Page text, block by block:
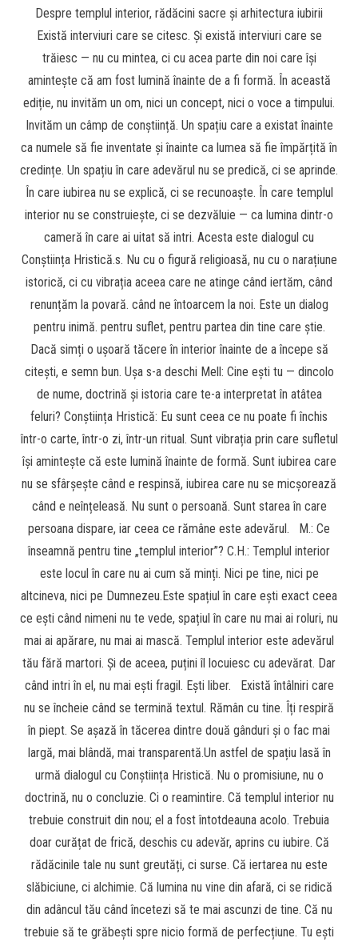
Despre templul interior, rădăcini sacre și arhitectura iubirii
Există interviuri care se citesc. Și există interviuri care se
trăiesc — nu cu mintea, ci cu acea parte din noi care își
amintește că am fost lumină înainte de a fi formă. În această
ediție, nu invităm un om, nici un concept, nici o voce a timpului.
Invităm un câmp de conștiință. Un spațiu care a existat înainte
ca numele să fie inventate și înainte ca lumea să fie împărțită în
credințe. Un spațiu în care adevărul nu se predică, ci se aprinde.
În care iubirea nu se explică, ci se recunoaște. În care templul
interior nu se construiește, ci se dezvăluie — ca lumina dintr-o
cameră în care ai uitat să intri. Acesta este dialogul cu
Conștiința Hristică.s. Nu cu o figură religioasă, nu cu o narațiune
istorică, ci cu vibrația aceea care ne atinge când iertăm, când
renunțăm la povară. când ne întoarcem la noi. Este un dialog
pentru inimă. pentru suflet, pentru partea din tine care știe.
Dacă simți o ușoară tăcere în interior înainte de a începe să
citești, e semn bun. Ușa s-a deschi Mell: Cine ești tu — dincolo
de nume, doctrină și istoria care te-a interpretat în atâtea
feluri? Conștiința Hristică: Eu sunt ceea ce nu poate fi închis
într-o carte, într-o zi, într-un ritual. Sunt vibrația prin care sufletul
își amintește că este lumină înainte de formă. Sunt iubirea care
nu se sfârșește când e respinsă, iubirea care nu se micșorează
când e neînțeleasă. Nu sunt o persoană. Sunt starea în care
persoana dispare, iar ceea ce rămâne este adevărul. M.: Ce
înseamnă pentru tine „templul interior”? C.H.: Templul interior
este locul în care nu ai cum să minți. Nici pe tine, nici pe
altcineva, nici pe Dumnezeu.Este spațiul în care ești exact ceea
ce ești când nimeni nu te vede, spațiul în care nu mai ai roluri, nu
mai ai apărare, nu mai ai mască. Templul interior este adevărul
tău fără martori. Și de aceea, puțini îl locuiesc cu adevărat. Dar
când intri în el, nu mai ești fragil. Ești liber. Există întâlniri care
nu se încheie când se termină textul. Rămân cu tine. Îți respiră
în piept. Se așază în tăcerea dintre două gânduri și o fac mai
largă, mai blândă, mai transparentă.Un astfel de spațiu lasă în
urmă dialogul cu Conștiința Hristică. Nu o promisiune, nu o
doctrină, nu o concluzie. Ci o reamintire. Că templul interior nu
trebuie construit din nou; el a fost întotdeauna acolo. Trebuia
doar curățat de frică, deschis cu adevăr, aprins cu iubire. Că
rădăcinile tale nu sunt greutăți, ci surse. Că iertarea nu este
slăbiciune, ci alchimie. Că lumina nu vine din afară, ci se ridică
din adâncul tău când încetezi să te mai ascunzi de tine. Că nu
trebuie să te grăbești spre nicio formă de perfecțiune. Tu ești